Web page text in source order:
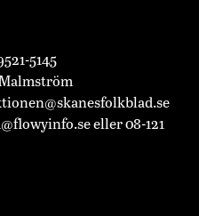
5145
eller 08-121